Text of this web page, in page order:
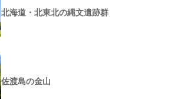
北海道・北東北の縄文遺跡群
佐渡島の金山